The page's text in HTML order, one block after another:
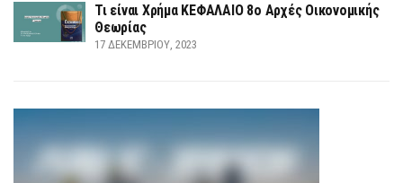
Τι είναι Χρήμα ΚΕΦΑΛΑΙΟ 8ο Αρχές Οικονομικής
Θεωρίας
17 ΔΕΚΕΜΒΡΊΟΥ, 2023